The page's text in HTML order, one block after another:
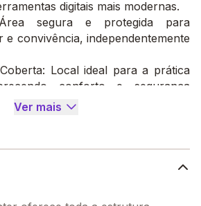
digitais mais modernas.
segura e protegida para
e convivência, independentemente
Local ideal para a prática
conforto e segurança
físicas.
Espaço ao ar livre para
Ver mais